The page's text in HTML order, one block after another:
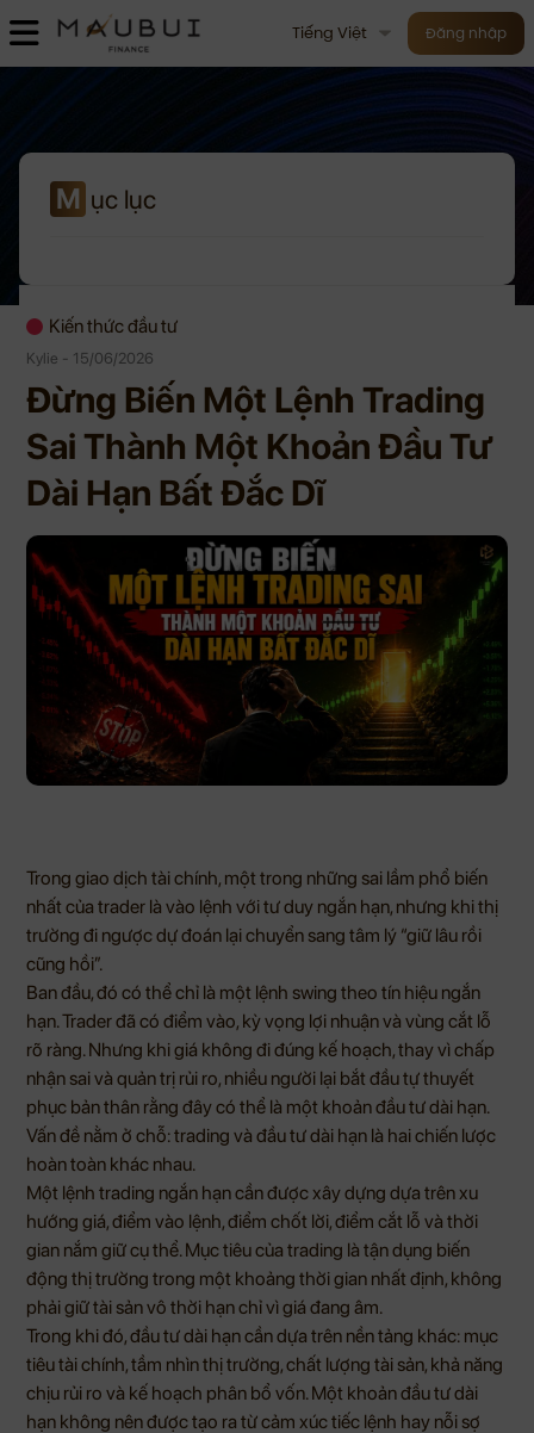
Tiếng Việt Đăng nhập
M ục lục
Kiến thức đầu tư
Kylie - 15/06/2026
Đừng Biến Một Lệnh Trading
Sai Thành Một Khoản Đầu Tư
Dài Hạn Bất Đắc Dĩ
Trong giao dịch tài chính, một trong những sai lầm phổ biến
nhất của trader là vào lệnh với tư duy ngắn hạn, nhưng khi thị
trường đi ngược dự đoán lại chuyển sang tâm lý “giữ lâu rồi
cũng hồi”.
Ban đầu, đó có thể chỉ là một lệnh swing theo tín hiệu ngắn
hạn. Trader đã có điểm vào, kỳ vọng lợi nhuận và vùng cắt lỗ
rõ ràng. Nhưng khi giá không đi đúng kế hoạch, thay vì chấp
nhận sai và quản trị rủi ro, nhiều người lại bắt đầu tự thuyết
phục bản thân rằng đây có thể là một khoản đầu tư dài hạn.
Vấn đề nằm ở chỗ: trading và đầu tư dài hạn là hai chiến lược
hoàn toàn khác nhau.
Một lệnh trading ngắn hạn cần được xây dựng dựa trên xu
hướng giá, điểm vào lệnh, điểm chốt lời, điểm cắt lỗ và thời
gian nắm giữ cụ thể. Mục tiêu của trading là tận dụng biến
động thị trường trong một khoảng thời gian nhất định, không
phải giữ tài sản vô thời hạn chỉ vì giá đang âm.
Trong khi đó, đầu tư dài hạn cần dựa trên nền tảng khác: mục
tiêu tài chính, tầm nhìn thị trường, chất lượng tài sản, khả năng
chịu rủi ro và kế hoạch phân bổ vốn. Một khoản đầu tư dài
hạn không nên được tạo ra từ cảm xúc tiếc lệnh hay nỗi sợ